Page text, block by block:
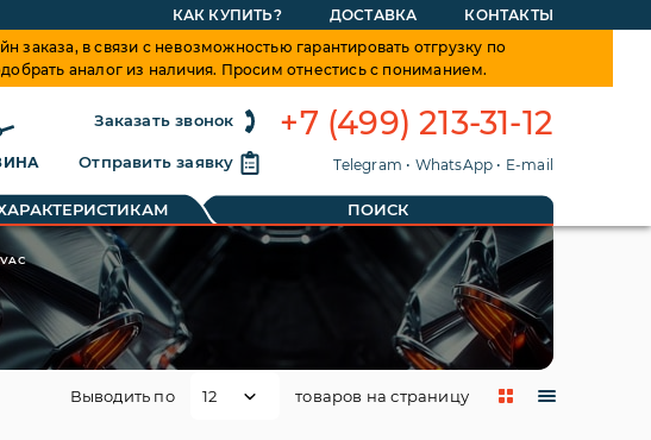
КАК КУПИТЬ? ДОСТАВКА
КОНТАКТЫ
в связи с невозможностью гарантировать отгрузку по
аналог из наличия. Просим отнестись с пониманием.
Заказать звонок
Отправить заявку
+7 (499) 213-31-12
Telegram • WhatsApp • E-mail
ПОИСК
Выводить по товаров на страницу